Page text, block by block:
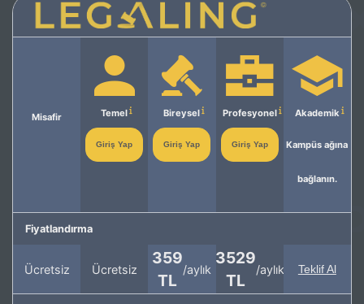
Misafir Temel
Giriş Yap
Bireysel
Giriş Yap
Profesyonel
Giriş Yap
Akademik
Kampüs ağına
bağlanın.
Fiyatlandırma
Ücretsiz Ücretsiz
359
TL
/aylık
3529
TL
/aylık Teklif Al